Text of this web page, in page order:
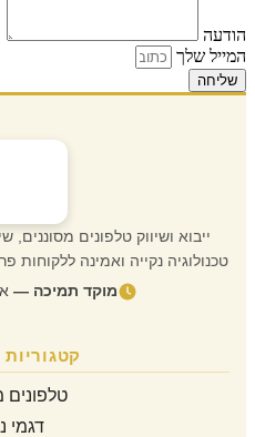
הודעה
המייל שלך
שליחה
ייבוא ושיווק טלפונים
טכנולוגיה נקייה ואמינה ללקוחות
מוקד תמיכה —
טלפונים
דגמי